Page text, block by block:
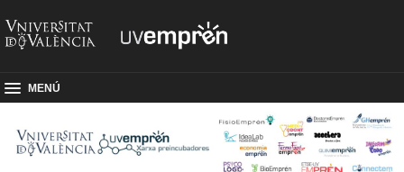
MENÚ